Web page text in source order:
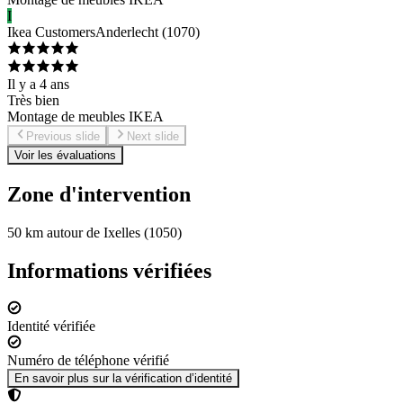
I
Ikea CustomersAnderlecht(1070)
Il y a 4 ans
Très bien
Montage de meubles IKEA
Previous slide
Next slide
Voir les évaluations
Zone d'intervention
50 km autour de Ixelles (1050)
Informations vérifiées
Identité vérifiée
Numéro de téléphone vérifié
En savoir plus sur la vérification d’identité